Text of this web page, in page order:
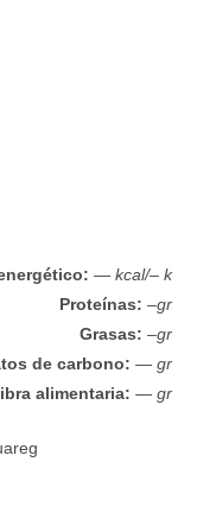
— kcal/– k
Proteínas: –gr
Grasas: –gr
de carbono: — gr
alimentaria: — gr